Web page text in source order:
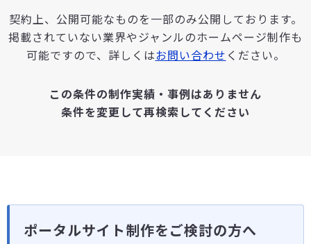
契約上、公開可能なものを一部のみ公開しております。
掲載されていない業界やジャンルのホームページ制作も
可能ですので、詳しくはお問い合わせ ください。
この条件の制作実績・事例はありません
条件を変更して再検索してください
ポータルサイト制作をご検討の方へ